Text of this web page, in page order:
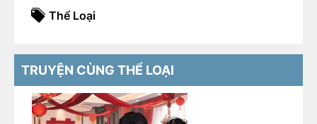
Thể Loại
TRUYỆN CÙNG THỂ LOẠI